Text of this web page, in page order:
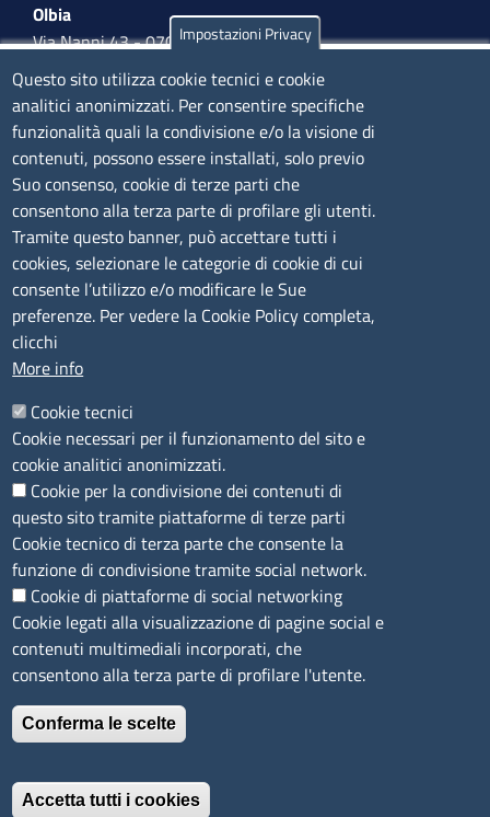
Olbia
Via Nanni 43 - 07026 Olbia
Tel. 0789 66122 | 0789 69580
mail: ufficio.olbia@ss.camcom.it
lunedì al venerdì: 9,00 - 12,00; lunedì pomeriggio: 16,00
- 17,00
CONTATTI
Camera di Commercio, Industria, Artigianato e
Agricoltura di Sassari
PEC
P.IVA01047570906
Codice Fiscale
Codice Univoco per le fatture elettroniche: UFPXFS
LINK UTILI
Segnalazione di illecito
Amministrazione Trasparente
Accesso riservato
Dichiarazione di accessibilità
Mappa del sito
È un servizio realizzato da
Impostazioni Privacy
Questo sito utilizza cookie tecnici e cookie
analitici anonimizzati. Per consentire specifiche
funzionalità quali la condivisione e/o la visione di
contenuti, possono essere installati, solo previo
Suo consenso, cookie di terze parti che
consentono alla terza parte di profilare gli utenti.
Tramite questo banner, può accettare tutti i
cookies, selezionare le categorie di cookie di cui
consente l’utilizzo e/o modificare le Sue
preferenze. Per vedere la Cookie Policy completa,
clicchi
More info
Cookie tecnici
Cookie necessari per il funzionamento del sito e
cookie analitici anonimizzati.
Cookie per la condivisione dei contenuti di
questo sito tramite piattaforme di terze parti
Cookie tecnico di terza parte che consente la
funzione di condivisione tramite social network.
Cookie di piattaforme di social networking
Cookie legati alla visualizzazione di pagine social e
contenuti multimediali incorporati, che
consentono alla terza parte di profilare l'utente.
Conferma le scelte
Accetta tutti i cookies